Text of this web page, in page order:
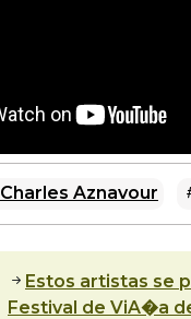
Charles Aznavour
Estos artistas se
Festival de ViA�a